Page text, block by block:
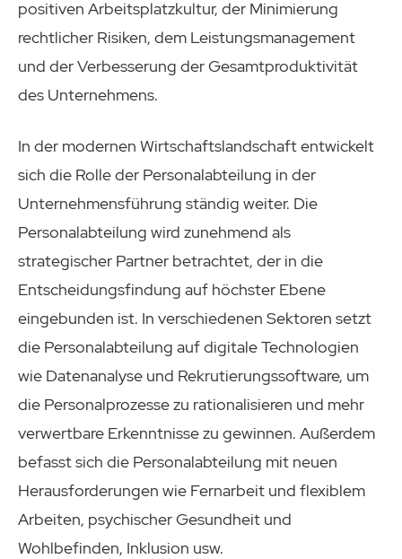
positiven Arbeitsplatzkultur, der Minimierung
rechtlicher Risiken, dem Leistungsmanagement
und der Verbesserung der Gesamtproduktivität
des Unternehmens.
In der modernen Wirtschaftslandschaft entwickelt
sich die Rolle der Personalabteilung in der
Unternehmensführung ständig weiter. Die
Personalabteilung wird zunehmend als
strategischer Partner betrachtet, der in die
Entscheidungsfindung auf höchster Ebene
eingebunden ist. In verschiedenen Sektoren setzt
die Personalabteilung auf digitale Technologien
wie Datenanalyse und Rekrutierungssoftware, um
die Personalprozesse zu rationalisieren und mehr
verwertbare Erkenntnisse zu gewinnen. Außerdem
befasst sich die Personalabteilung mit neuen
Herausforderungen wie Fernarbeit und flexiblem
Arbeiten, psychischer Gesundheit und
Wohlbefinden, Inklusion usw.